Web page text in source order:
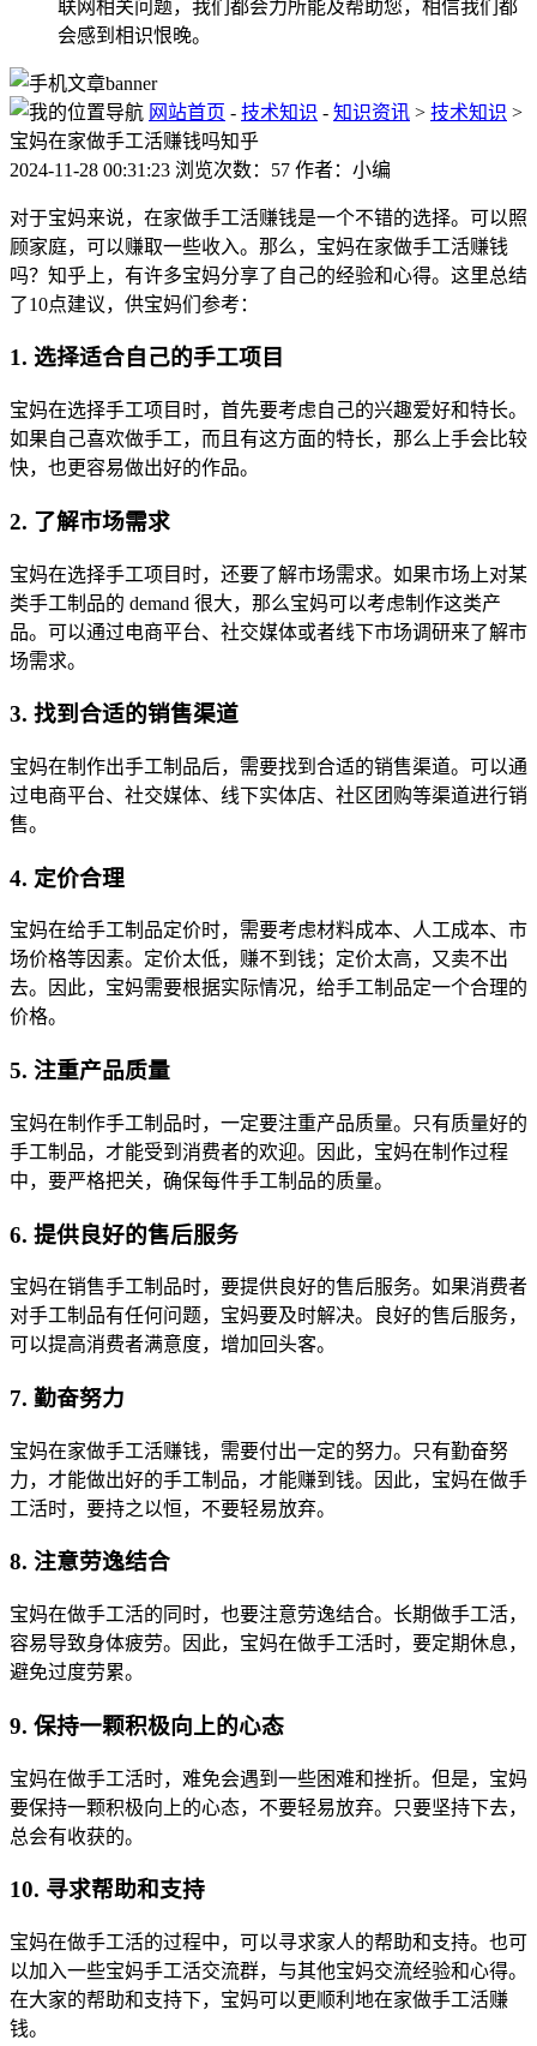
联网相关问题，我们都会力所能及帮助您，相信我们都
会感到相识恨晚。
网站首页 - 技术知识 - 知识资讯 > 技术知识 >
宝妈在家做手工活赚钱吗知乎
2024-11-28 00:31:23 浏览次数：57 作者：小编
对于宝妈来说，在家做手工活赚钱是一个不错的选择。可以照
顾家庭，可以赚取一些收入。那么，宝妈在家做手工活赚钱
吗？知乎上，有许多宝妈分享了自己的经验和心得。这里总结
了10点建议，供宝妈们参考：
1. 选择适合自己的手工项目
宝妈在选择手工项目时，首先要考虑自己的兴趣爱好和特长。
如果自己喜欢做手工，而且有这方面的特长，那么上手会比较
快，也更容易做出好的作品。
2. 了解市场需求
宝妈在选择手工项目时，还要了解市场需求。如果市场上对某
类手工制品的 demand 很大，那么宝妈可以考虑制作这类产
品。可以通过电商平台、社交媒体或者线下市场调研来了解市
场需求。
3. 找到合适的销售渠道
宝妈在制作出手工制品后，需要找到合适的销售渠道。可以通
过电商平台、社交媒体、线下实体店、社区团购等渠道进行销
售。
4. 定价合理
宝妈在给手工制品定价时，需要考虑材料成本、人工成本、市
场价格等因素。定价太低，赚不到钱；定价太高，又卖不出
去。因此，宝妈需要根据实际情况，给手工制品定一个合理的
价格。
5. 注重产品质量
宝妈在制作手工制品时，一定要注重产品质量。只有质量好的
手工制品，才能受到消费者的欢迎。因此，宝妈在制作过程
中，要严格把关，确保每件手工制品的质量。
6. 提供良好的售后服务
宝妈在销售手工制品时，要提供良好的售后服务。如果消费者
对手工制品有任何问题，宝妈要及时解决。良好的售后服务，
可以提高消费者满意度，增加回头客。
7. 勤奋努力
宝妈在家做手工活赚钱，需要付出一定的努力。只有勤奋努
力，才能做出好的手工制品，才能赚到钱。因此，宝妈在做手
工活时，要持之以恒，不要轻易放弃。
8. 注意劳逸结合
宝妈在做手工活的同时，也要注意劳逸结合。长期做手工活，
容易导致身体疲劳。因此，宝妈在做手工活时，要定期休息，
避免过度劳累。
9. 保持一颗积极向上的心态
宝妈在做手工活时，难免会遇到一些困难和挫折。但是，宝妈
要保持一颗积极向上的心态，不要轻易放弃。只要坚持下去，
总会有收获的。
10. 寻求帮助和支持
宝妈在做手工活的过程中，可以寻求家人的帮助和支持。也可
以加入一些宝妈手工活交流群，与其他宝妈交流经验和心得。
在大家的帮助和支持下，宝妈可以更顺利地在家做手工活赚
钱。